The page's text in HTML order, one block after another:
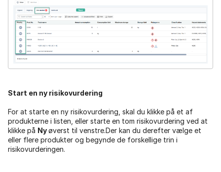
Start en ny risikovurdering
For at starte en ny risikovurdering, skal du klikke på et af
produkterne i listen, eller starte en tom risikovurdering ved at
klikke på Nyøverst til venstre.Der kan du derefter vælge et
eller flere produkter og begynde de forskellige trin i
risikovurderingen.